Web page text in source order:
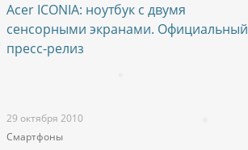
Acer ICONIA: ноутбук с двумя
сенсорными экранами. Официальный
пресс-релиз
29 октября 2010
Смартфоны